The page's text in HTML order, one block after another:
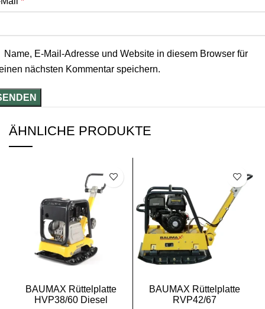
Name, E-Mail-Adresse und Website in diesem Browser für
nächsten Kommentar speichern.
ÄHNLICHE PRODUKTE
BAUMAX Rüttelplatte
HVP38/60 Diesel
BAUMAX Rüttelplatte
RVP42/67